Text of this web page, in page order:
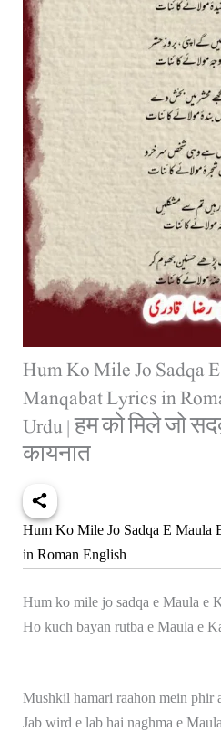
Hum Ko Mile Jo Sadqa
Manqabat Lyrics in
Urdu | हम को मिले जो
कायनात
Hum Ko Mile Jo Sadqa E Maula
in Roman English
Hum ko mile jo sadqa e Maula e
Ho kuch bayan rutba e Maula e
Mushkil hamari raahon mein phir
Jab wird e lab hai naghma e